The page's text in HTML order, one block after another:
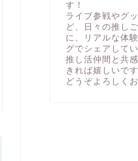
す！
ライブ参戦やグ
ど、日々の推し
に、リアルな体
グでシェアしてい
推し活仲間と共
きれば嬉しいです
どうぞよろしく